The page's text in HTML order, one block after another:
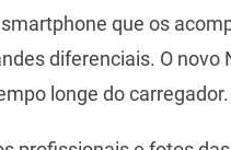
que os
diferenciais. O novo
longe do carregador.